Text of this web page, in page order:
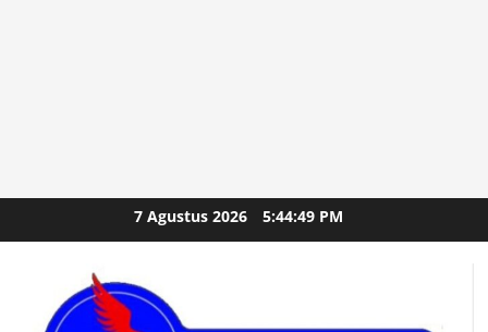
to
7 Agustus 2026 5:44:51 PM